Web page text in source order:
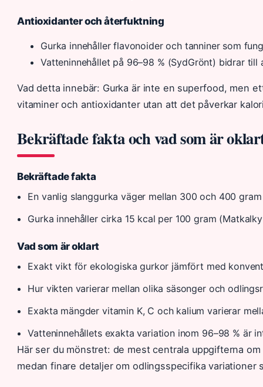
Antioxidanter och återfuktning
Gurka innehåller flavonoider och tanniner som
Vatteninnehållet på 96–98 % (SydGrönt) bidrar
Vad detta innebär: Gurka är inte en superfood, men
vitaminer och antioxidanter utan att det påverkar
Bekräftade fakta och vad som är
Bekräftade fakta
En vanlig slanggurka väger mellan 300 och 400 gram
Gurka innehåller cirka 15 kcal per 100 gram
Vad som är oklart
Exakt vikt för ekologiska gurkor jämfört med
Hur vikten varierar mellan olika säsonger och
Exakta mängder vitamin K, C och kalium varierar
Vatteninnehållets exakta variation inom 96–98 % är
Här ser du mönstret: de mest centrala uppgifterna
medan finare detaljer om odlingsspecifika variationer